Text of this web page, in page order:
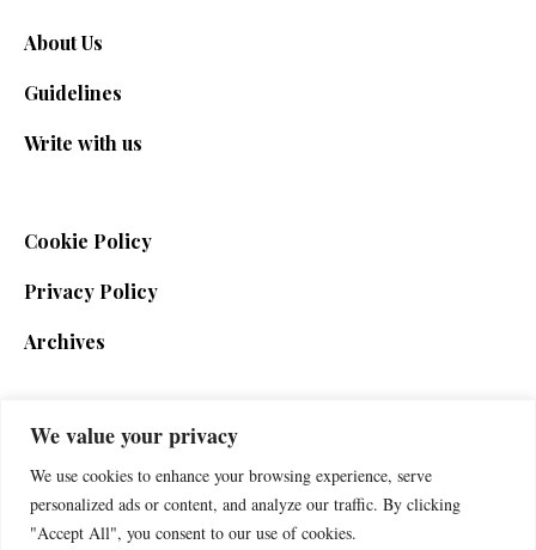
We value your privacy
We use cookies to enhance your browsing experience, serve
personalized ads or content, and analyze our traffic. By clicking
"Accept All", you consent to our use of cookies.
About Us
Guidelines
Write with us
Cookie Policy
Privacy Policy
Archives
SIGN UP FOR THE NEWSLETTER